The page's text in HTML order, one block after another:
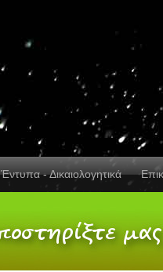
Έντυπα - Δικαιολογητικά